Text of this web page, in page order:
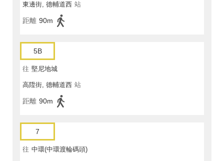
東邊街, 德輔道西 站
距離 90m
5B
往 堅尼地城
高陞街, 德輔道西 站
距離 90m
7
往 中環(中環渡輪碼頭)